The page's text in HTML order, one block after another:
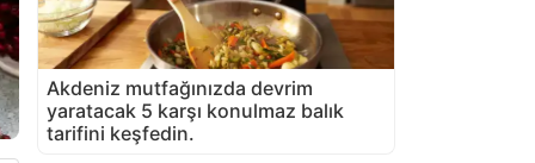
Akdeniz mutfağınızda devrim
yaratacak 5 karşı konulmaz balık
tarifini keşfedin.